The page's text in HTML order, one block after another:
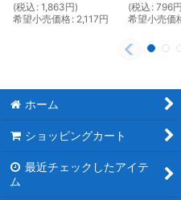
(税込 : 1,863円)
希望小売価格: 2,117円
(税込 : 796円
希望小売価
ホーム
ショッピングカート
最近チェックしたアイテ
ム